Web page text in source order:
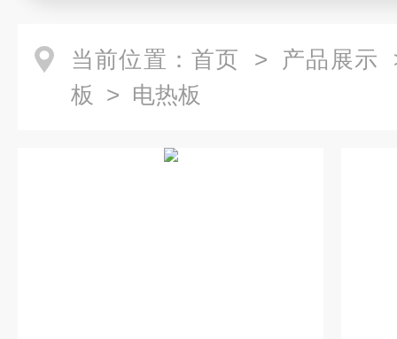
当前位置： 首页 > 产品展示
板 > 电热板